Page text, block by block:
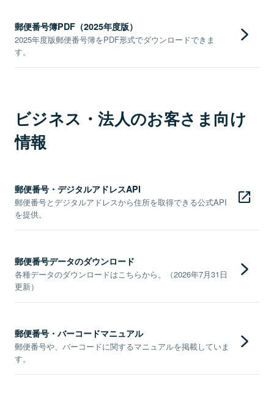
郵便番号簿PDF（2025年度版）
2025年度版郵便番号簿をPDF形式でダウンロードできま
す。
ビジネス・法人のお客さま向け
情報
郵便番号・デジタルアドレスAPI
郵便番号とデジタルアドレスから住所を取得できる公式API
を提供。
郵便番号データのダウンロード
各種データのダウンロードはこちらから。（2026年7月31日
更新）
郵便番号・バーコードマニュアル
郵便番号や、バーコードに関するマニュアルを掲載していま
す。